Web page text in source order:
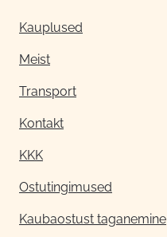
Kauplused
Meist
Transport
Kontakt
KKK
Ostutingimused
Kaubaostust taganemine